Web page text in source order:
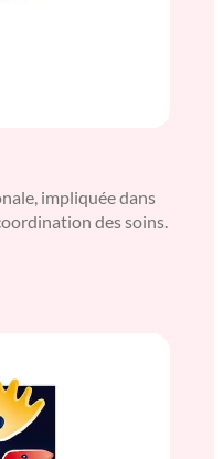
impliquée dans
des soins.